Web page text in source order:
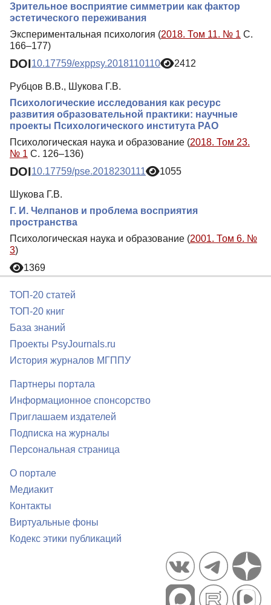
Зрительное восприятие симметрии как фактор
эстетического переживания
Экспериментальная психология (2018. Том 11. № 1 С.
166–177)
DOI10.17759/exppsy.2018110110 2412
Рубцов В.В., Шукова Г.В.
Психологические исследования как ресурс
развития образовательной практики: научные
проекты Психологического института РАО
Психологическая наука и образование (2018. Том 23.
№ 1 С. 126–136)
DOI10.17759/pse.2018230111 1055
Шукова Г.В.
Г. И. Челпанов и проблема восприятия
пространства
Психологическая наука и образование (2001. Том 6. №
3)
1369
ТОП-20 статей
ТОП-20 книг
База знаний
Проекты PsyJournals.ru
История журналов МГППУ
Партнеры портала
Информационное спонсорство
Приглашаем издателей
Подписка на журналы
Персональная страница
О портале
Медиакит
Контакты
Виртуальные фоны
Кодекс этики публикаций